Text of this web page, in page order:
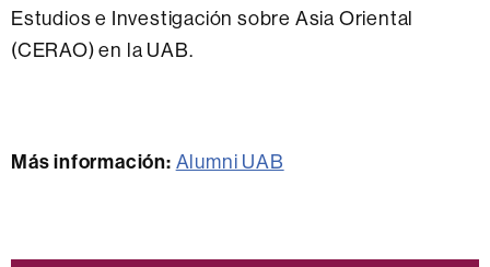
Estudios e Investigación sobre Asia Oriental
(CERAO) en la UAB.
Más información: Alumni UAB